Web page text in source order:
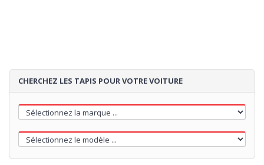
CHERCHEZ LES TAPIS POUR VOTRE VOITURE